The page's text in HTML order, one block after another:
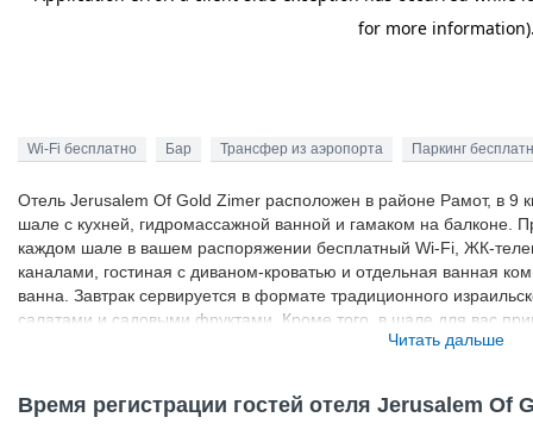
Wi-Fi бесплатно Бар Трансфер из аэропорта Паркинг
Отель Jerusalem Of Gold Zimer расположен в районе Рамот, в 9
шале с кухней, гидромассажной ванной и гамаком на балконе.
каждом шале в вашем распоряжении бесплатный Wi-Fi, ЖК-
каналами, гостиная с диваном-кроватью и отдельная ванная
ванна. Завтрак сервируется в формате традиционного
салатами и садовыми фруктами. Кроме того, в шале для вас
Отель Jerusalem of Gold находится на холме на северо-западе
Читать дальше
Время регистрации гостей отеля Jerusalem Of